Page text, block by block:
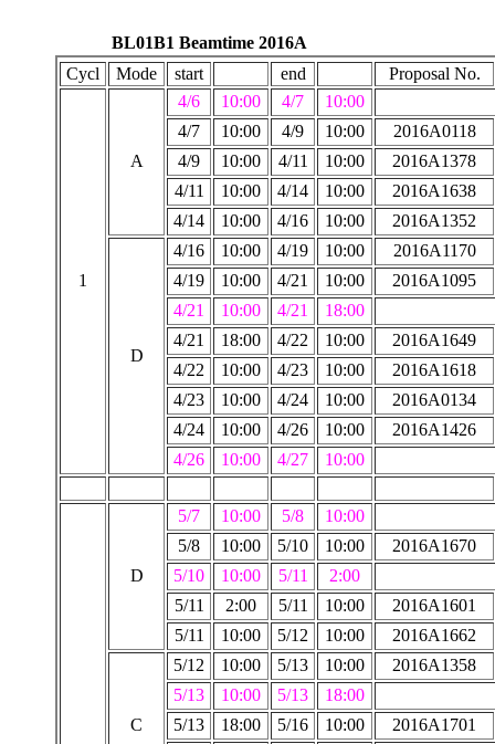
Cycl Mode start end Proposal No.
1
A
4/6 10:00 4/7
10:00
4/7
10:00 4/9 10:00
2016A0118
4/9
10:00 4/11 10:00
2016A1378
4/11
10:00 4/14 10:00
2016A1638
4/14
10:00 4/16 10:00 2016A1352
D
4/16 10:00 4/19 10:00
2016A1170
4/19
10:00 4/21 10:00
2016A1095
4/21
10:00 4/21
18:00
4/21
18:00 4/22 10:00
2016A1649
4/22
10:00 4/23 10:00
2016A1618
4/23
10:00 4/24 10:00
2016A0134
4/24
10:00 4/26 10:00
2016A1426
4/26
10:00 4/27 10:00
D
5/7 10:00 5/8
10:00
5/8
10:00 5/10 10:00
2016A1670
5/10
10:00 5/11
2:00
5/11
2:00 5/11 10:00
2016A1601
5/11
10:00 5/12 10:00 2016A1662
C
5/12 10:00 5/13 10:00
2016A1358
5/13
10:00 5/13
18:00
5/13
18:00 5/16 10:00
2016A1701
BL01B1 Beamtime 2016A